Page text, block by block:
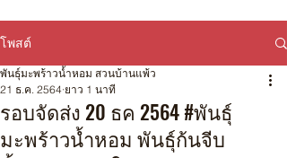
โพสต์
รอบจัดส่ง 20 ธค 2564 #พันธุ์
มะพร้าวน้ำหอม พันธุ์ก้นจีบ
พันธุ์มะพร้าวน้ำหอม สวนบ้านแพ้ว
21 ธ.ค. 2564 ยาว 1 นาที